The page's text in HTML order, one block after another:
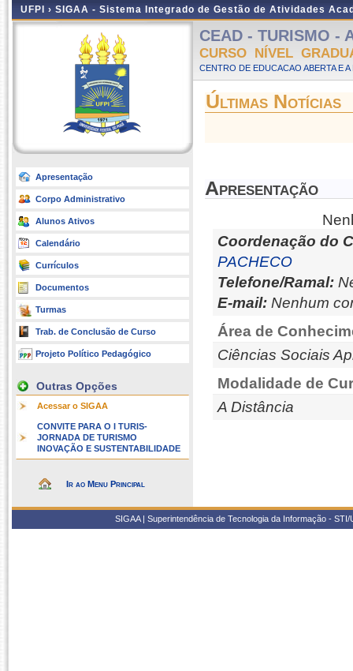
UFPI › SIGAA - Sistema Integrado de Gestão de Atividades
Apresentação
Corpo Administrativo
Alunos Ativos
Calendário
Currículos
Documentos
Turmas
Trab. de Conclusão de Curso
Projeto Político Pedagógico
Outras Opções
Acessar o SIGAA
CONVITE PARA O I TURIS-
JORNADA DE TURISMO
INOVAÇÃO E SUSTENTABILIDADE
Ir ao Menu Principal
CEAD - TURISMO -
CURSO NÍVEL
CENTRO DE EDUCACAO ABERTA E
Últimas Notícias
Apresentação
Coordenação do
PACHECO
Telefone/Ramal:
E-mail: Nenhum
Área de
Ciências Sociais
Modalidade de
A Distância
SIGAA | Superintendência de Tecnologia da Informação -